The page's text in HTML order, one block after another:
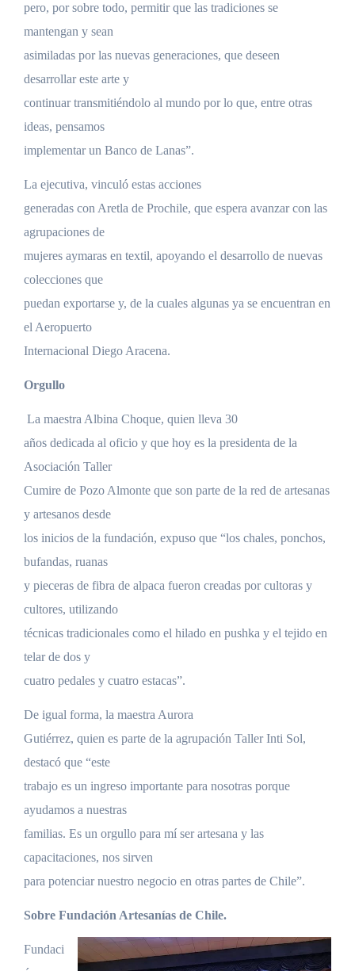
pero, por sobre todo, permitir que las tradiciones se
mantengan y sean
asimiladas por las nuevas generaciones, que deseen
desarrollar este arte y
continuar transmitiéndolo al mundo por lo que, entre otras
ideas, pensamos
implementar un Banco de Lanas”.
La ejecutiva, vinculó estas acciones
generadas con Aretla de Prochile, que espera avanzar con las
agrupaciones de
mujeres aymaras en textil, apoyando el desarrollo de nuevas
colecciones que
puedan exportarse y, de la cuales algunas ya se encuentran en
el Aeropuerto
Internacional Diego Aracena.
Orgullo
La maestra Albina Choque, quien lleva 30
años dedicada al oficio y que hoy es la presidenta de la
Asociación Taller
Cumire de Pozo Almonte que son parte de la red de artesanas
y artesanos desde
los inicios de la fundación, expuso que “los chales, ponchos,
bufandas, ruanas
y pieceras de fibra de alpaca fueron creadas por cultoras y
cultores, utilizando
técnicas tradicionales como el hilado en pushka y el tejido en
telar de dos y
cuatro pedales y cuatro estacas”.
De igual forma, la maestra Aurora
Gutiérrez, quien es parte de la agrupación Taller Inti Sol,
destacó que “este
trabajo es un ingreso importante para nosotras porque
ayudamos a nuestras
familias. Es un orgullo para mí ser artesana y las
capacitaciones, nos sirven
para potenciar nuestro negocio en otras partes de Chile”.
Sobre Fundación Artesanías de Chile.
Fundaci